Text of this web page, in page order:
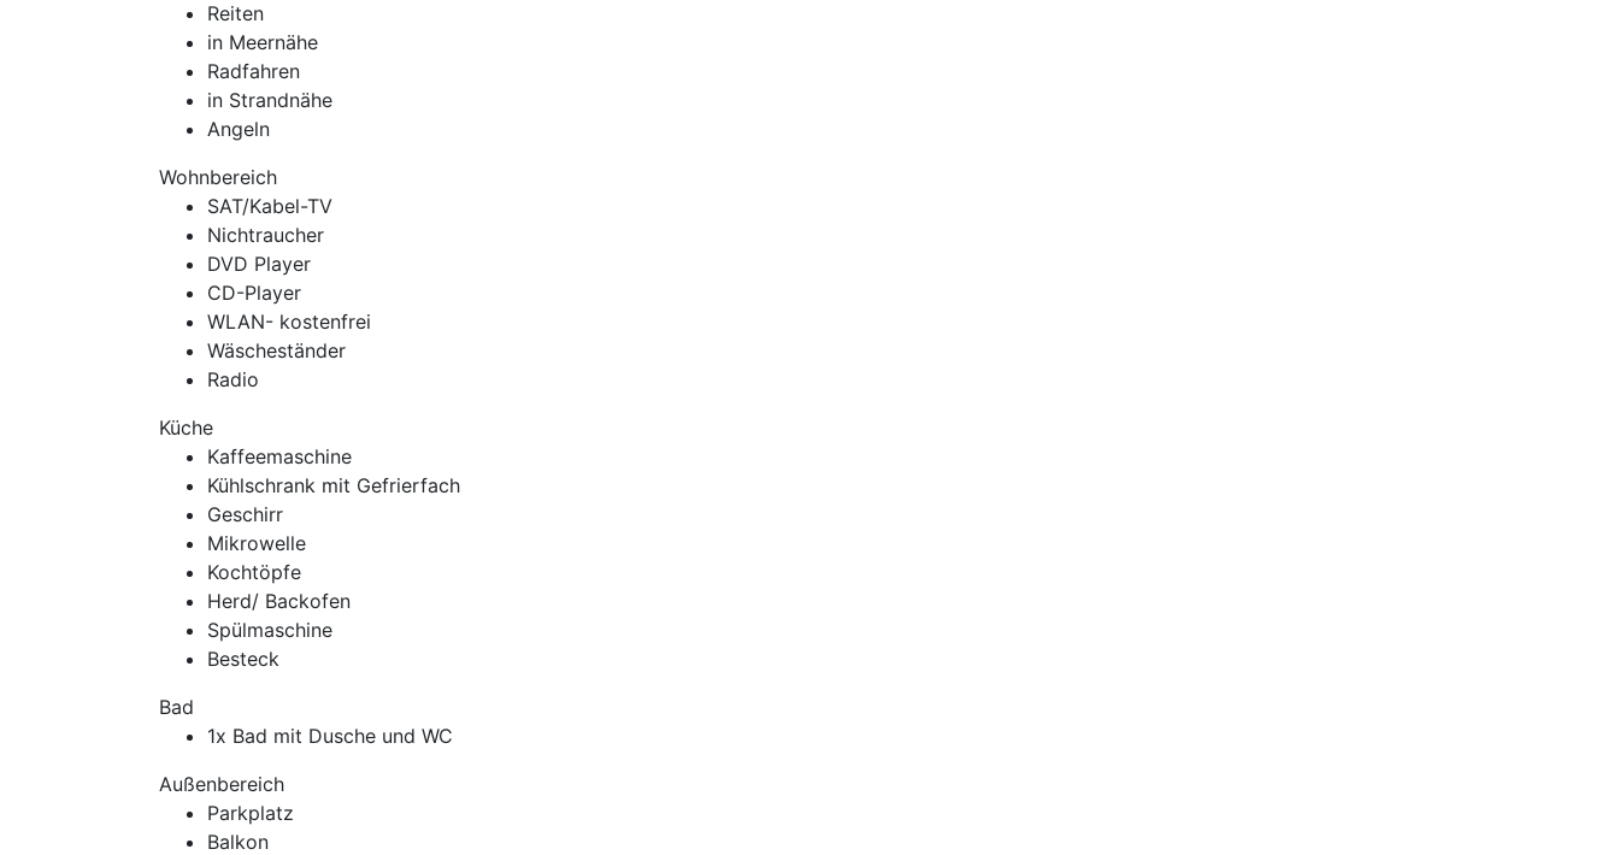
Reiten
in Meernähe
Radfahren
in Strandnähe
Angeln
Wohnbereich
SAT/Kabel-TV
Nichtraucher
DVD Player
CD-Player
WLAN- kostenfrei
Wäscheständer
Radio
Küche
Kaffeemaschine
Kühlschrank mit Gefrierfach
Geschirr
Mikrowelle
Kochtöpfe
Herd/ Backofen
Spülmaschine
Besteck
Bad
1x Bad mit Dusche und WC
Außenbereich
Parkplatz
Balkon